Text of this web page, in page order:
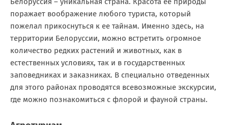
поражает воображение любого туриста, который
пожелал прикоснуться к ее тайнам. Именно здесь, на
территории Белоруссии, можно встретить огромное
количество редких растений и животных, как в
естественных условиях, так и в государственных
заповедниках и заказниках. В специально отведенных
для этого районах проводятся всевозможные экскурсии,
где можно познакомиться с флорой и фауной страны.